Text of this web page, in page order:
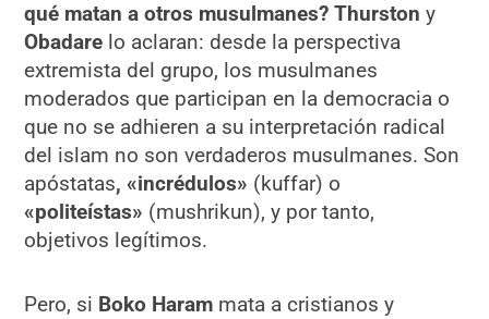
qué matan a otros musulmanes? Thurston y
Obadare lo aclaran: desde la perspectiva
extremista del grupo, los musulmanes
moderados que participan en la democracia o
que no se adhieren a su interpretación radical
del islam no son verdaderos musulmanes. Son
apóstatas, «incrédulos» (kuffar) o
«politeístas» (mushrikun), y por tanto,
objetivos legítimos.
Pero, si Boko Haram mata a cristianos y